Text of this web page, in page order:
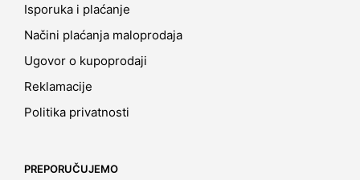
Isporuka i plaćanje
Načini plaćanja maloprodaja
Ugovor o kupoprodaji
Reklamacije
Politika privatnosti
PREPORUČUJEMO